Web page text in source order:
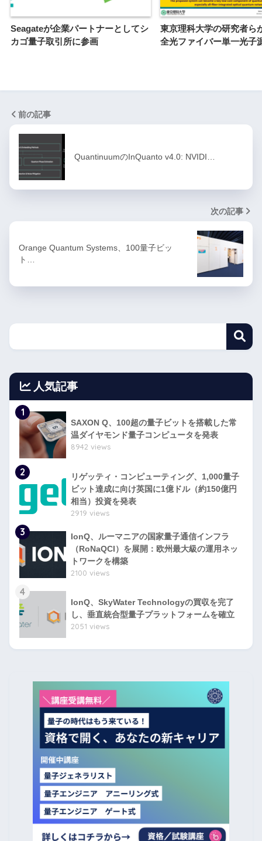
Seagateが企業パートナーとしてシ
カゴ量子取引所に参画
東京理科大学の研究者ら
全光ファイバー単一光子
前の記事
QuantinuumのInQuanto v4.0: NVIDI…
次の記事
Orange Quantum Systems、100量子ビッ
ト…
人気記事
1
SAXON Q、100超の量子ビットを搭載した常
温ダイヤモンド量子コンピュータを発表
8942 views
2
リゲッティ・コンピューティング、1,000量子
ビット達成に向け英国に1億ドル（約150億円
相当）投資を発表
2919 views
3
IonQ、ルーマニアの国家量子通信インフラ
（RoNaQCI）を展開：欧州最大級の運用ネッ
トワークを構築
2100 views
4
IonQ、SkyWater Technologyの買収を完了
し、垂直統合型量子プラットフォームを確立
2051 views